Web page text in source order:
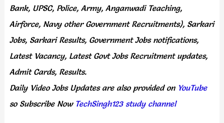
Bank, UPSC, Police, Army, Anganwadi Teaching,
Airforce, Navy other Government Recruitments), Sarkari
Jobs, Sarkari Results, Government Jobs notifications,
Latest Vacancy, Latest Govt Jobs Recruitment updates,
Admit Cards, Results.
Daily Video Jobs Updates are also provided onYouTube
so Subscribe Now TechSingh123 study channel